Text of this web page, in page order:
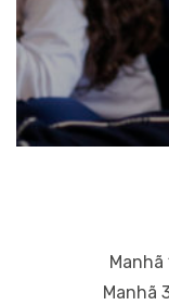
Manhã
Manhã